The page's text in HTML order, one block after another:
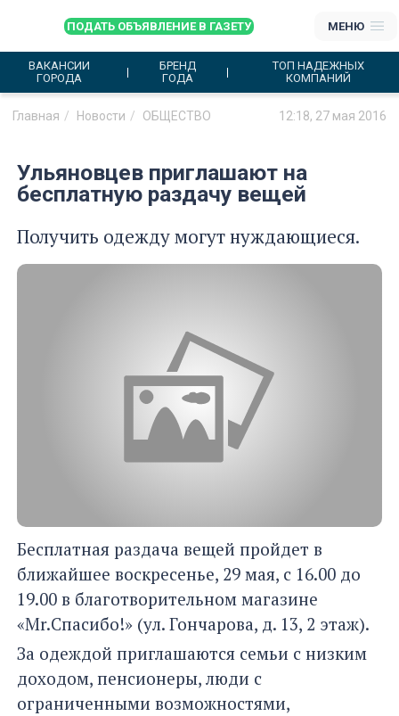
ПОДАТЬ ОБЪЯВЛЕНИЕ В ГАЗЕТУ МЕНЮ
ВАКАНСИИ
ГОРОДА
БРЕНД
ГОДА
ТОП НАДЕЖНЫХ
КОМПАНИЙ
Главная Новости ОБЩЕСТВО 12:18, 27 мая 2016
Ульяновцев приглашают на
бесплатную раздачу вещей
Получить одежду могут нуждающиеся.
Бесплатная раздача вещей пройдет в
ближайшее воскресенье, 29 мая, с 16.00 до
19.00 в благотворительном магазине
«Mr.Спасибо!» (ул. Гончарова, д. 13, 2 этаж).
За одеждой приглашаются семьи с низким
доходом, пенсионеры, люди с
ограниченными возможностями,